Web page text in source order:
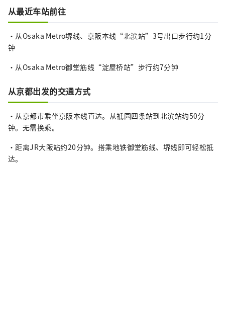
从最近车站前往
・从Osaka Metro堺线、京阪本线“北滨站”3号出口步行约1分
钟
・从Osaka Metro御堂筋线“淀屋桥站”步行约7分钟
从京都出发的交通方式
・从京都市乘坐京阪本线直达。从祗园四条站到北滨站约50分
钟。无需换乘。
・距离JR大阪站约20分钟。搭乘地铁御堂筋线、堺线即可轻松抵
达。